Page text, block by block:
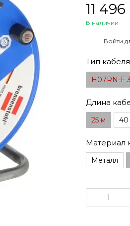
11
В наличии
Войти
Тип кабеля
H07RN-F
Длина
25 м 40
Материал
Металл